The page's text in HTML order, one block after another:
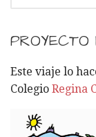
C
R
:
PROYECTO
Este viaje lo
Colegio Regina